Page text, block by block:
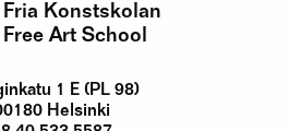
Fria Konstskolan
Free Art School
1 E (PL 98)
Helsinki